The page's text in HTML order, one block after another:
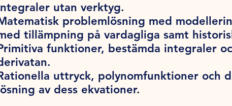
utan verktyg.
problemlösning med
tillämpning på vardagliga samt
funktioner, bestämda integraler
uttryck, polynomfunktioner och
av dess ekvationer.